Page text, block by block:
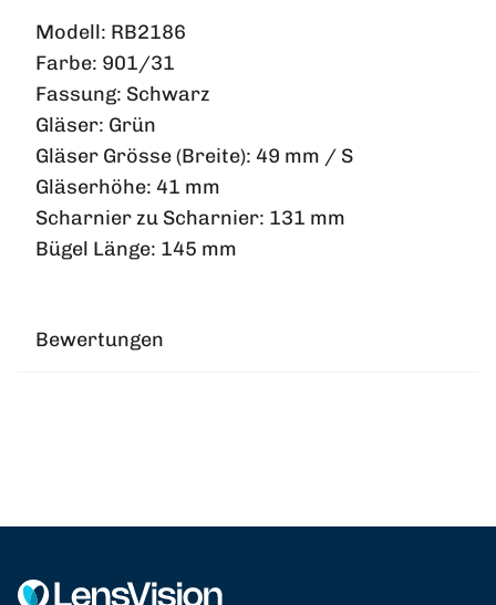
Modell: RB2186
Farbe: 901/31
Fassung: Schwarz
Gläser: Grün
Gläser Grösse (Breite): 49 mm / S
Gläserhöhe: 41 mm
Scharnier zu Scharnier: 131 mm
Bügel Länge: 145 mm
Bewertungen